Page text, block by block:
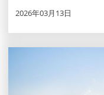
2026年03月13日